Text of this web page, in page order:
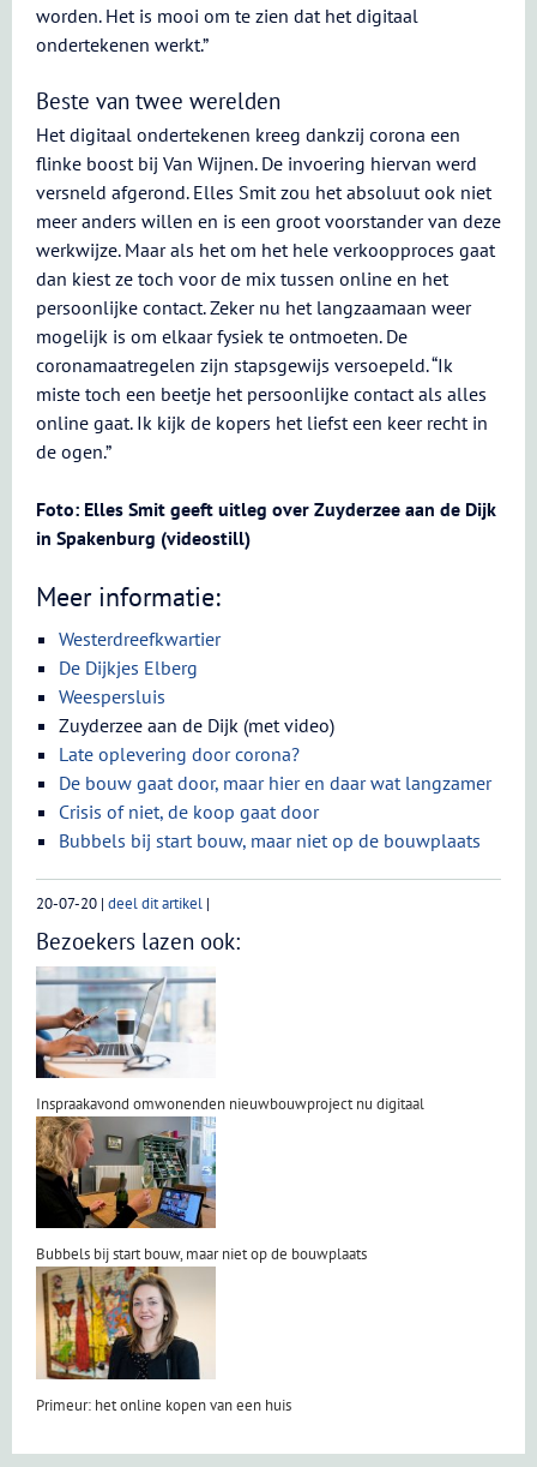
worden. Het is mooi om te zien dat het digitaal
ondertekenen werkt.”
Beste van twee werelden
Het digitaal ondertekenen kreeg dankzij corona een
flinke boost bij Van Wijnen. De invoering hiervan werd
versneld afgerond. Elles Smit zou het absoluut ook niet
meer anders willen en is een groot voorstander van deze
werkwijze. Maar als het om het hele verkoopproces gaat
dan kiest ze toch voor de mix tussen online en het
persoonlijke contact. Zeker nu het langzaamaan weer
mogelijk is om elkaar fysiek te ontmoeten. De
coronamaatregelen zijn stapsgewijs versoepeld. “Ik
miste toch een beetje het persoonlijke contact als alles
online gaat. Ik kijk de kopers het liefst een keer recht in
de ogen.”
Foto: Elles Smit geeft uitleg over Zuyderzee aan de Dijk
in Spakenburg (videostill)
Meer informatie:
Westerdreefkwartier
De Dijkjes Elberg
Weespersluis
Zuyderzee aan de Dijk (met video)
Late oplevering door corona?
De bouw gaat door, maar hier en daar wat langzamer
Crisis of niet, de koop gaat door
Bubbels bij start bouw, maar niet op de bouwplaats
20-07-20 | deel dit artikel |
Bezoekers lazen ook:
Inspraakavond omwonenden nieuwbouwproject nu digitaal
Bubbels bij start bouw, maar niet op de bouwplaats
Primeur: het online kopen van een huis